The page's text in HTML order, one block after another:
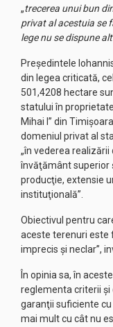
„trecerea unui bun
privat al acestuia se
lege nu se dispune
Preşedintele
din legea criticată,
501,4208 hectare
statului în
Mihai I” din
domeniul privat al
„în vederea
învăţământ superior
producţie, extensie
instituţională”.
Obiectivul pentru
aceste terenuri este
imprecis şi neclar”,
În opinia sa, în
reglementa criterii şi
garanţii suficiente
mai mult cu cât nu